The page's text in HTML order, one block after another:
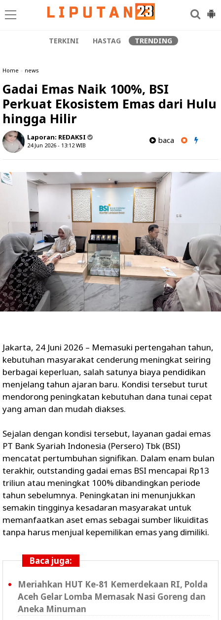
TERKINI HASTAG TRENDING
Home » news
Gadai Emas Naik 100%, BSI
Perkuat Ekosistem Emas dari Hulu
hingga Hilir
Laporan: REDAKSI
24 Jun 2026 - 13:12WIB
baca
Jakarta, 24 Juni 2026 – Memasuki pertengahan tahun,
kebutuhan masyarakat cenderung meningkat seiring
berbagai keperluan, salah satunya biaya pendidikan
menjelang tahun ajaran baru. Kondisi tersebut turut
mendorong peningkatan kebutuhan dana tunai cepat
yang aman dan mudah diakses.
Sejalan dengan kondisi tersebut, layanan gadai emas
PT Bank Syariah Indonesia (Persero) Tbk (BSI)
mencatat pertumbuhan signifikan. Dalam enam bulan
terakhir, outstanding gadai emas BSI mencapai Rp13
triliun atau meningkat 100% dibandingkan periode
tahun sebelumnya. Peningkatan ini menunjukkan
semakin tingginya kesadaran masyarakat untuk
memanfaatkan aset emas sebagai sumber likuiditas
tanpa harus menjual kepemilikan emas yang dimiliki.
Baca juga:
Meriahkan HUT Ke-81 Kemerdekaan RI, Polda
Aceh Gelar Lomba Memasak Nasi Goreng dan
Aneka Minuman